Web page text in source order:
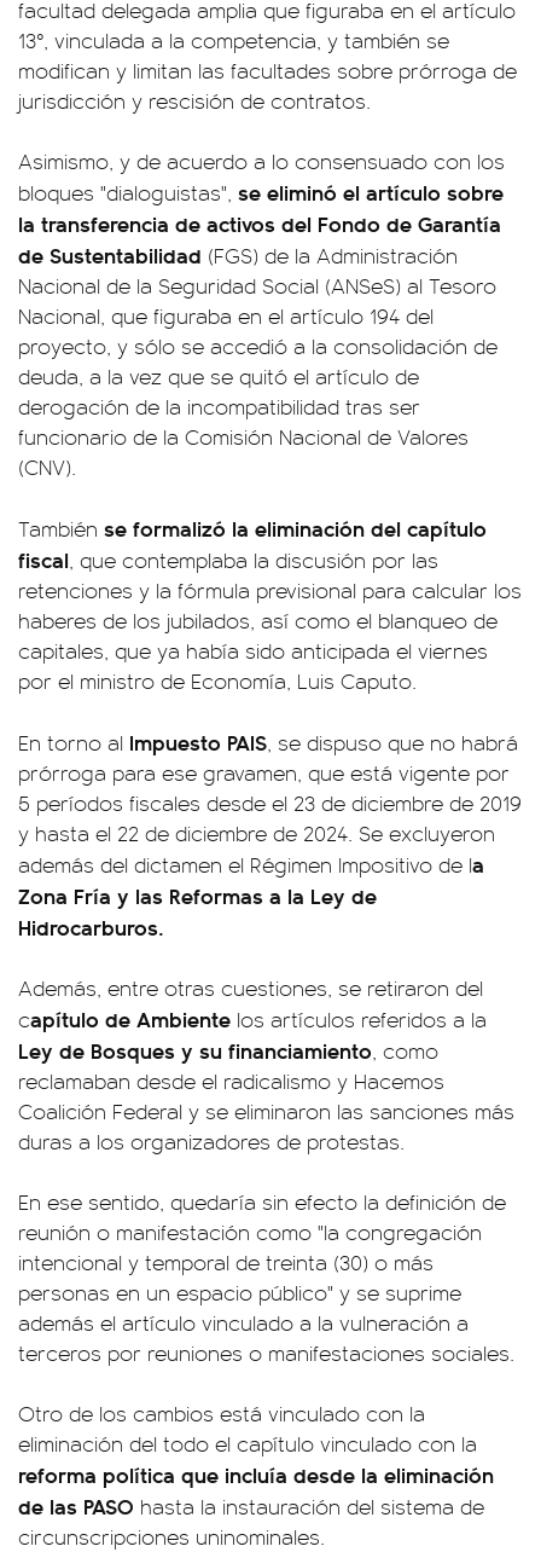
facultad delegada amplia que figuraba en el artículo
13°, vinculada a la competencia, y también se
modifican y limitan las facultades sobre prórroga de
jurisdicción y rescisión de contratos.
Asimismo, y de acuerdo a lo consensuado con los
bloques "dialoguistas", se eliminó el artículo sobre
la transferencia de activos del Fondo de Garantía
de Sustentabilidad (FGS) de la Administración
Nacional de la Seguridad Social (ANSeS) al Tesoro
Nacional, que figuraba en el artículo 194 del
proyecto, y sólo se accedió a la consolidación de
deuda, a la vez que se quitó el artículo de
derogación de la incompatibilidad tras ser
funcionario de la Comisión Nacional de Valores
(CNV).
También se formalizó la eliminación del capítulo
fiscal, que contemplaba la discusión por las
retenciones y la fórmula previsional para calcular los
haberes de los jubilados, así como el blanqueo de
capitales, que ya había sido anticipada el viernes
por el ministro de Economía, Luis Caputo.
En torno al Impuesto PAIS, se dispuso que no habrá
prórroga para ese gravamen, que está vigente por
5 períodos fiscales desde el 23 de diciembre de 2019
y hasta el 22 de diciembre de 2024. Se excluyeron
además del dictamen el Régimen Impositivo de la
Zona Fría y las Reformas a la Ley de
Hidrocarburos.
Además, entre otras cuestiones, se retiraron del
capítulo de Ambiente los artículos referidos a la
Ley de Bosques y su financiamiento, como
reclamaban desde el radicalismo y Hacemos
Coalición Federal y se eliminaron las sanciones más
duras a los organizadores de protestas.
En ese sentido, quedaría sin efecto la definición de
reunión o manifestación como "la congregación
intencional y temporal de treinta (30) o más
personas en un espacio público" y se suprime
además el artículo vinculado a la vulneración a
terceros por reuniones o manifestaciones sociales.
Otro de los cambios está vinculado con la
eliminación del todo el capítulo vinculado con la
reforma política que incluía desde la eliminación
de las PASO hasta la instauración del sistema de
circunscripciones uninominales.